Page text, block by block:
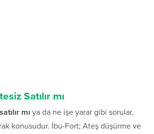
Satılır mı
mı ya da ne işe yarar gibi sorular,
konusudur. İbu-Fort; Ateş düşürme ve